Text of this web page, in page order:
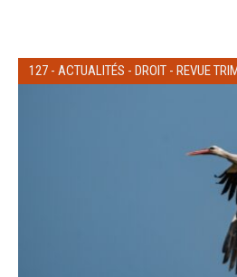
127 - ACTUALITÉS - DROIT - REVUE